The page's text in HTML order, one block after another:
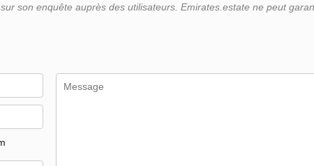
son enquête auprès des utilisateurs. Emirates.estate ne peut